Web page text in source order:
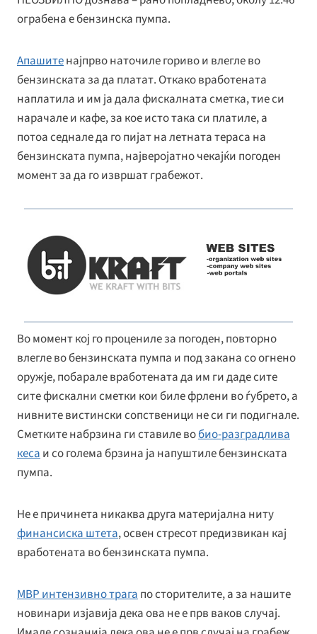
ограбена е бензинска пумпа.
Апашитенајпрво наточиле гориво и влегле во
бензинската за да платат. Откако вработената
наплатила и им ја дала фискалната сметка, тие си
нарачале и кафе, за кое исто така си платиле, а
потоа седнале да го пијат на летната тераса на
бензинската пумпа, најверојатно чекајќи погоден
момент за да го извршат грабежот.
Во момент кој го процениле за погоден, повторно
влегле во бензинската пумпа и под закана со огнено
оружје, побарале вработената да им ги даде сите
сите фискални сметки кои биле фрлени во ѓубрето, а
нивните вистински сопственици не си ги подигнале.
Сметките набрзина ги ставиле вобио-разградлива
кеса и со голема брзина ја напуштиле бензинската
пумпа.
Не е причинета никаква друга материјална ниту
финансиска штета, освен стресот предизвикан кај
вработената во бензинската пумпа.
МВР интензивно трага по сторителите, а за нашите
новинари изјавија дека ова не е прв ваков случај.